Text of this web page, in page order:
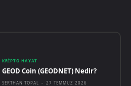
KRIPTO HAYAT
GEOD Coin (GEODNET) Nedir?
SERTHAN TOPAL - 27 TEMMUZ 2026